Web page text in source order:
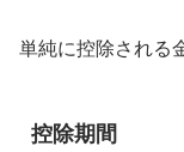
単純に控除される
控除期間